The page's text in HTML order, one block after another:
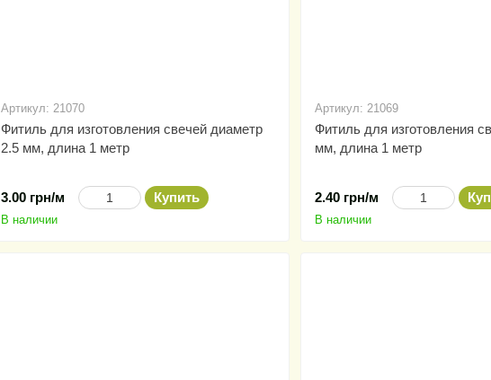
Артикул: 21070
Фитиль для изготовления свечей диаметр
2.5 мм, длина 1 метр
3.00 грн/м Купить
В наличии
Артикул: 21069
Фитиль для изготовления
мм, длина 1 метр
2.40 грн/м
В наличии